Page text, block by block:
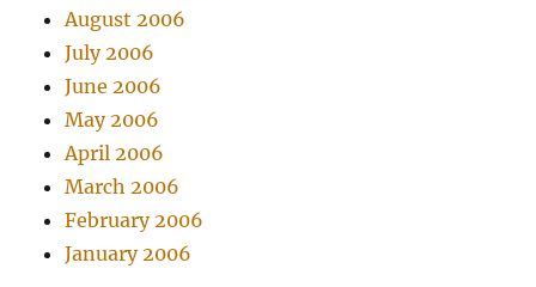
August 2006
July 2006
June 2006
May 2006
April 2006
March 2006
February 2006
January 2006